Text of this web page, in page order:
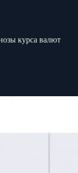
курса валют